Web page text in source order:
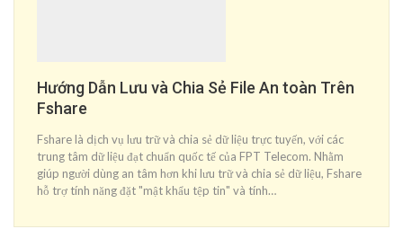
Hướng Dẫn Lưu và Chia Sẻ File An toàn Trên
Fshare
Fshare là dịch vụ lưu trữ và chia sẻ dữ liệu trực tuyến, với các
trung tâm dữ liệu đạt chuẩn quốc tế của FPT Telecom. Nhằm
giúp người dùng an tâm hơn khi lưu trữ và chia sẻ dữ liệu, Fshare
hỗ trợ tính năng đặt "mật khẩu tệp tin" và tính…